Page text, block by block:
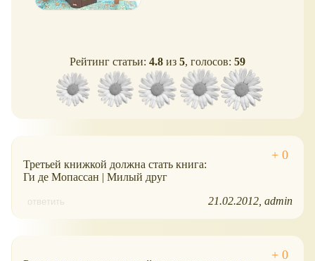
Рейтинг статьи: 4.8 из 5, голосов: 59
Третьей книжкой должна стать книга:
Ги де Мопассан | Милый друг
ответить 21.02.2012 admin